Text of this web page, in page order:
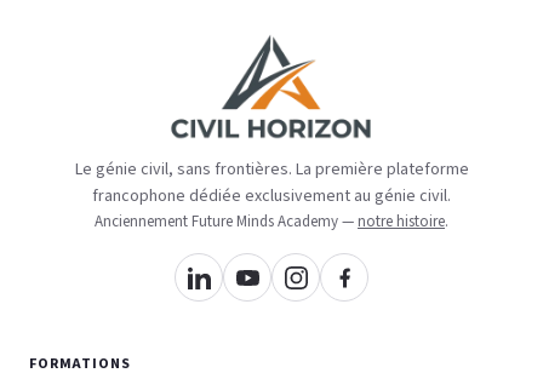
Le génie civil, sans frontières. La première plateforme
francophone dédiée exclusivement au génie civil.
Anciennement Future Minds Academy — notre histoire.
FORMATIONS